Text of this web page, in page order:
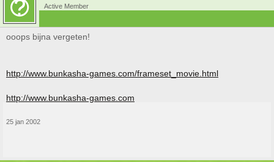
Active Member
ooops bijna vergeten!
http://www.bunkasha-games.com/frameset_movie.html
http://www.bunkasha-games.com
25 jan 2002